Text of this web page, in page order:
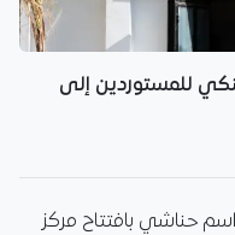
للمستوردين إلى
حناشي بافتتاح مركز